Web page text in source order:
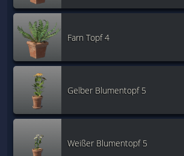
Farn Topf 4
Gelber Blumentopf 5
Weißer Blumentopf 5